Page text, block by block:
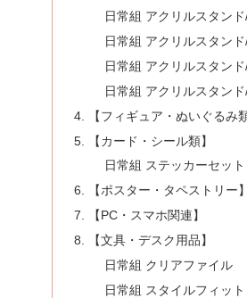
日常組 アクリルスタン
日常組 アクリルスタン
日常組 アクリルスタン
日常組 アクリルスタン
【フィギュア・ぬいぐるみ類
【カード・シール類】
日常組 ステッカーセット
【ポスター・タペストリー】
【PC・スマホ関連】
【文具・デスク用品】
日常組 クリアファイル
日常組 スタイルフィッ